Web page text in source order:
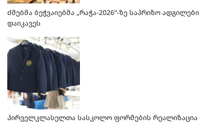
ძმებმა ბეჭვაიებმა „რაჭა-2026“-ზე საპრიზო ადგილები
დაიკავეს
პირველკლასელთა სასკოლო ფორმების რეალიზაცია